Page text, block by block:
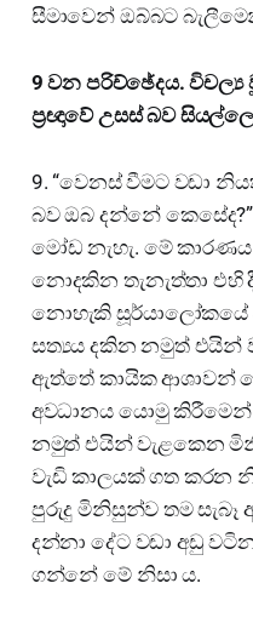
සීමාවෙන් ඔබ්බට
9 වන පරිච්ඡේදය.
ප්‍රඥාවේ උසස් බව
9. “වෙනස් වීමට වඩා
බව ඔබ දන්නේ
මෝඩ නැහැ. මේ කාරණය
නොදකින තැනැත්තා එහි
නොහැකි සූර්යාලෝකයේ
සත්‍යය දකින නමුත් එයින්
ඇත්තේ කායික ආශාවන්
අවධානය යොමු කිරීමෙන්
නමුත් එයින් වැළකෙන
වැඩි කාලයක් ගත කරන
පුරුදු මිනිසුන්ව තම
දන්නා දේට වඩා අඩු
ගන්නේ මේ නිසා ය.